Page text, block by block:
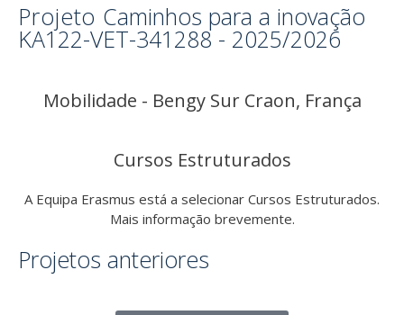
Projeto Caminhos para a inovação
KA122-VET-341288 - 2025/2026
Mobilidade - Bengy Sur Craon, França
Cursos Estruturados
A Equipa Erasmus está a selecionar Cursos Estruturados.
Mais informação brevemente.
Projetos anteriores